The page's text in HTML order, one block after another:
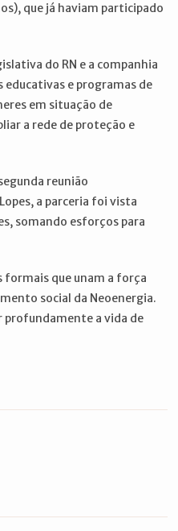
que já haviam participado
do RN e a companhia
e programas de
em situação de
a rede de proteção e
reunião
a parceria foi vista
somando esforços para
formais que unam a força
social da Neoenergia.
profundamente a vida de